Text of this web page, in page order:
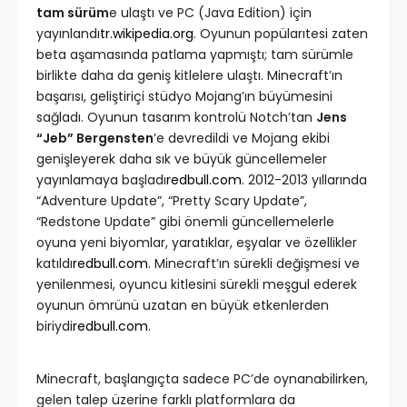
tam sürüme ulaştı ve PC (Java Edition) için
yayınlandıtr.wikipedia.org. Oyunun popülarıtesi zaten
beta aşamasında patlama yapmıştı; tam sürümle
birlikte daha da geniş kitlelere ulaştı. Minecraft’ın
başarısı, geliştiriçi stüdyo Mojang’ın büyümesini
sağladı. Oyunun tasarım kontrolü Notch’tan Jens
“Jeb” Bergensten’e devredildi ve Mojang ekibi
genişleyerek daha sık ve büyük güncellemeler
yayınlamaya başladıredbull.com. 2012-2013 yıllarında
“Adventure Update”, “Pretty Scary Update”,
“Redstone Update” gibi önemli güncellemelerle
oyuna yeni biyomlar, yaratıklar, eşyalar ve özellikler
katıldıredbull.com. Minecraft’ın sürekli değişmesi ve
yenilenmesi, oyuncu kitlesini sürekli meşgul ederek
oyunun ömrünü uzatan en büyük etkenlerden
biriydiredbull.com.
Minecraft, başlangıçta sadece PC’de oynanabilirken,
gelen talep üzerine farklı platformlara da